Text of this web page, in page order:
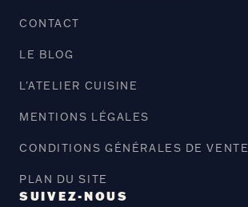
CONTACT
LE BLOG
L'ATELIER CUISINE
MENTIONS LÉGALES
CONDITIONS GÉNÉRALES DE VENTE
PLAN DU SITE
SUIVEZ-NOUS